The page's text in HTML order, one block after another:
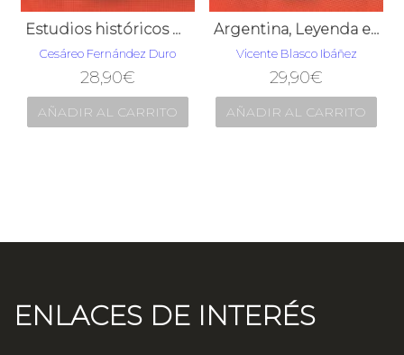
Estudios históricos del reinado de Felipe II
Cesáreo Fernández Duro
28,90€
AÑADIR AL CARRITO
Argentina, Leyenda e Historia
Vicente Blasco Ibáñez
29,90€
AÑADIR AL CARRITO
ENLACES DE INTERÉS